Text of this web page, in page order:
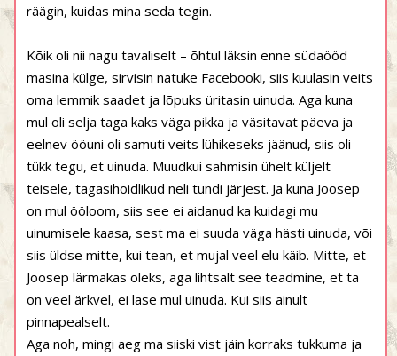
räägin, kuidas mina seda tegin.
Kõik oli nii nagu tavaliselt – õhtul läksin enne südaööd
masina külge, sirvisin natuke Facebooki, siis kuulasin veits
oma lemmik saadet ja lõpuks üritasin uinuda. Aga kuna
mul oli selja taga kaks väga pikka ja väsitavat päeva ja
eelnev ööuni oli samuti veits lühikeseks jäänud, siis oli
tükk tegu, et uinuda. Muudkui sahmisin ühelt küljelt
teisele, tagasihoidlikud neli tundi järjest. Ja kuna Joosep
on mul ööloom, siis see ei aidanud ka kuidagi mu
uinumisele kaasa, sest ma ei suuda väga hästi uinuda, või
siis üldse mitte, kui tean, et mujal veel elu käib. Mitte, et
Joosep lärmakas oleks, aga lihtsalt see teadmine, et ta
on veel ärkvel, ei lase mul uinuda. Kui siis ainult
pinnapealselt.
Aga noh, mingi aeg ma siiski vist jäin korraks tukkuma ja